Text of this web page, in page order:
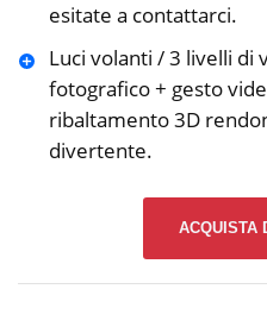
esitate a contattarci.
Luci volanti / 3 livelli di
fotografico + gesto
ribaltamento 3D
divertente.
ACQUISTA